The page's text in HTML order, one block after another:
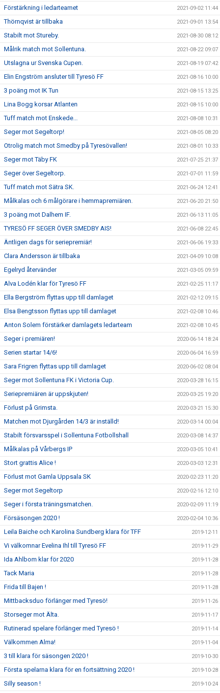
Förstärkning i ledarteamet 2021-09-02 11:44
Thörnqvist är tillbaka 2021-09-01 13:54
Stabilt mot Stureby. 2021-08-30 08:12
Målrik match mot Sollentuna. 2021-08-22 09:07
Utslagna ur Svenska Cupen. 2021-08-19 07:42
Elin Engström ansluter till Tyresö FF 2021-08-16 10:00
3 poäng mot IK Tun 2021-08-15 13:25
Lina Bogg korsar Atlanten 2021-08-15 10:00
Tuff match mot Enskede... 2021-08-08 10:31
Seger mot Segeltorp! 2021-08-05 08:20
Otrolig match mot Smedby på Tyresövallen! 2021-08-01 10:33
Seger mot Täby FK 2021-07-25 21:37
Seger över Segeltorp. 2021-07-01 11:59
Tuff match mot Sätra SK. 2021-06-24 12:41
Målkalas och 6 målgörare i hemmapremiären. 2021-06-20 21:50
3 poäng mot Dalhem IF. 2021-06-13 11:05
TYRESÖ FF SEGER ÖVER SMEDBY AIS! 2021-06-08 22:45
Äntligen dags för seriepremiär! 2021-06-06 19:33
Clara Andersson är tillbaka 2021-04-09 10:08
Egelryd återvänder 2021-03-05 09:59
Alva Lodén klar för Tyresö FF 2021-02-25 11:17
Ella Bergström flyttas upp till damlaget 2021-02-12 09:15
Elsa Bengtsson flyttas upp till damlaget 2021-02-08 10:46
Anton Solem förstärker damlagets ledarteam 2021-02-08 10:45
Seger i premiären! 2020-06-14 18:24
Serien startar 14/6! 2020-06-04 16:59
Sara Frigren flyttas upp till damlaget 2020-06-02 08:04
Seger mot Sollentuna FK i Victoria Cup. 2020-03-28 16:15
Seriepremiären är uppskjuten! 2020-03-25 19:20
Förlust på Grimsta. 2020-03-21 15:30
Matchen mot Djurgården 14/3 är inställd! 2020-03-14 00:04
Stabilt försvarsspel i Sollentuna Fotbollshall 2020-03-08 14:37
Målkalas på Vårbergs IP 2020-03-05 10:41
Stort grattis Alice ! 2020-03-03 12:31
Förlust mot Gamla Uppsala SK 2020-02-23 11:20
Seger mot Segeltorp 2020-02-16 12:10
Seger i första träningsmatchen. 2020-02-09 11:19
Försäsongen 2020 ! 2020-02-04 10:36
Leila Baiche och Karolina Sundberg klara för TFF 2019-12-11
Vi välkomnar Evelina Ihl till Tyresö FF 2019-11-29
Ida Ahlbom klar för 2020 2019-11-28
Tack Maria 2019-11-28
Frida till Bajen ! 2019-11-28
Mittbacksduo förlänger med Tyresö! 2019-11-26
Storseger mot Älta. 2019-11-17
Rutinerad spelare förlänger med Tyresö ! 2019-11-14
Välkommen Alma! 2019-11-04
3 till klara för säsongen 2020 ! 2019-10-30
Första spelarna klara för en fortsättning 2020 ! 2019-10-28
Silly season ! 2019-10-24